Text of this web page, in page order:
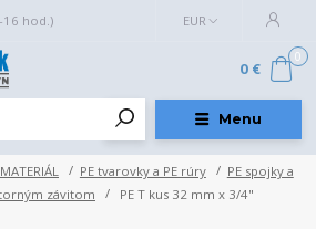
Menu
EUR
16 hod.)
0
0 €
PE tvarovky a PE rúry
PE spojky a
závitom
PE T kus 32 mm x 3/4"